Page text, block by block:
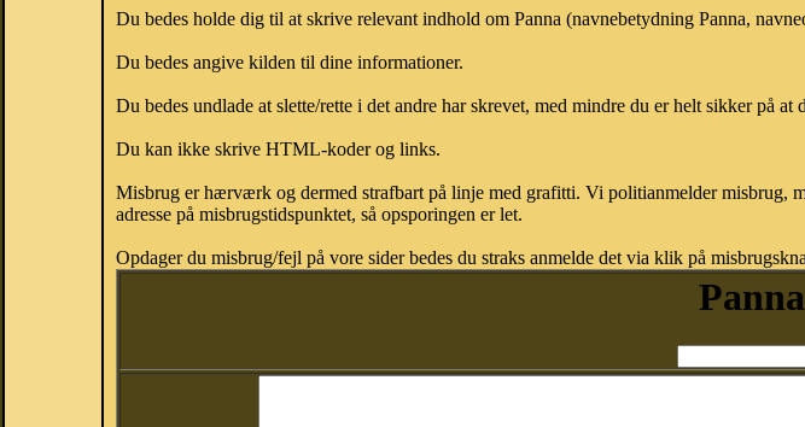
Du bedes holde dig til at skrive relevant indhold om Panna (navnebetydning Panna,
Du bedes angive kilden til dine informationer.
Du bedes undlade at slette/rette i det andre har skrevet, med mindre du er helt sikker på at
Du kan ikke skrive HTML-koder og links.
Misbrug er hærværk og dermed strafbart på linje med grafitti. Vi politianmelder misbrug,
adresse på misbrugstidspunktet, så opsporingen er let.
Opdager du misbrug/fejl på vore sider bedes du straks anmelde det via klik på
Panna